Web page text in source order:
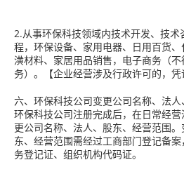
2.从事环保科技领域内技术开发、技术
程，环保设备、家用电器、日用百货
潢材料、家居用品销售，电子商务（
务）。【企业经营涉及行政许可的，凭
六、环保科技公司变更公司名称、法
环保科技公司注册完成后，在日常经
更公司名称、法人、股东、经营范围
东、经营范围需经过工商部门登记备
务登记证、组织机构代码证。